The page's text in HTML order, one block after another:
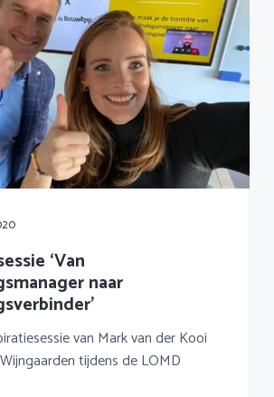
‘Van
naar
van Mark van der Kooi
tijdens de LOMD